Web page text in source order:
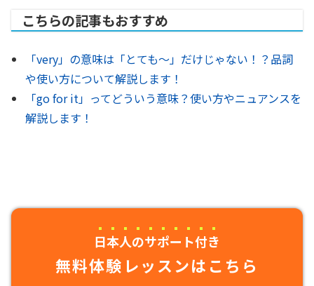
こちらの記事もおすすめ
「very」の意味は「とても〜」だけじゃない！？品詞
や使い方について解説します！
「go for it」ってどういう意味？使い方やニュアンスを
解説します！
日本人のサポート付き
無料体験レッスンはこちら